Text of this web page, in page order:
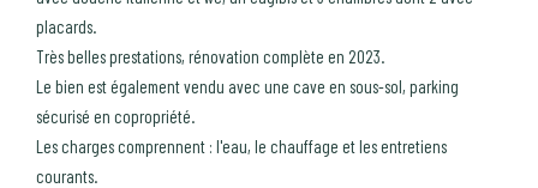
placards.
Très belles prestations, rénovation complète en 2023.
Le bien est également vendu avec une cave en sous-sol, parking
sécurisé en copropriété.
Les charges comprennent : l'eau, le chauffage et les entretiens
courants.